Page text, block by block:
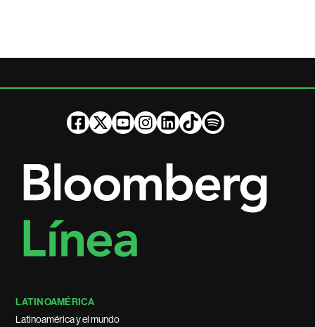
LATINOAMÉRICA
Latinoamérica y el mundo